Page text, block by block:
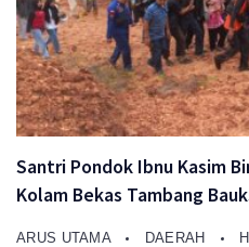
Santri Pondok Ibnu Kasim
Kolam Bekas Tambang
ARUS UTAMA DAERAH